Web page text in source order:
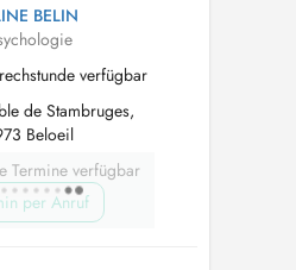
BELIN
verfügbar
de Stambruges,
Beloeil
Termine verfügbar
per Anruf